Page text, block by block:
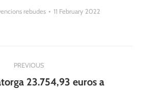
rebudes 11 February 2022
PREVIOUS
23.754,93 euros a